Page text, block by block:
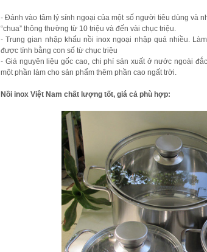
- Đánh vào tâm lý sính ngoại của một số người tiêu dùng và
“chua” thông thường từ 10 triệu và đến vài chục triệu.
- Trung gian nhập khẩu nồi inox ngoại nhập quá nhiều.
được tính bằng con số từ chục triệu
- Giá nguyên liệu gốc cao, chi phí sản xuất ở nước ngoài
một phần làm cho sản phẩm thêm phần cao ngất trời.
Nồi inox Việt Nam chất lượng tốt, giá cả phù hợp: